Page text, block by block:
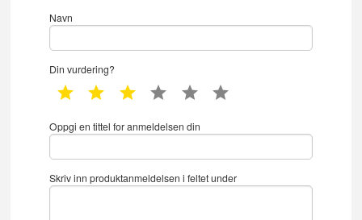
Navn
Din vurdering?
1 star 2 star 3 star 4 star 5 star
Oppgi en tittel for anmeldelsen din
Skriv inn produktanmeldelsen i feltet under